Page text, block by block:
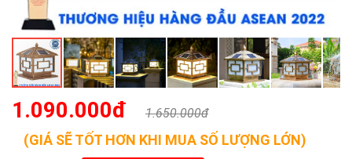
1.090.000đ 1.650.000đ
(GIÁ SẼ TỐT HƠN KHI MUA SỐ LƯỢNG LỚN)